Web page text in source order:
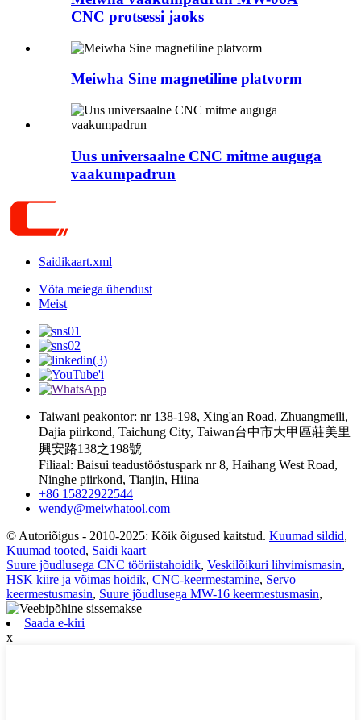
CNC protsessi jaoks
Meiwha Sine magnetiline platvorm
Uus universaalne CNC mitme auguga
vaakumpadrun
Saidikaart.xml
Võta meiega ühendust
Meist
Taiwani peakontor: nr 138-198, Xing'an Road, Zhuangmeili,
Dajia piirkond, Taichung City, Taiwan台中市大甲區莊美里
興安路138之198號
Filiaal: Baisui teadustööstuspark nr 8, Haihang West Road,
Ninghe piirkond, Tianjin, Hiina
+86 15822922544
wendy@meiwhatool.com
© Autoriõigus - 2010-2025: Kõik õigused kaitstud. Kuumad sildid,
Kuumad tooted, Saidi kaart
Suure jõudlusega CNC tööriistahoidik, Veskilõikuri lihvimismasin,
HSK kiire ja võimas hoidik, CNC-keermestamine, Servo
keermestusmasin, Suure jõudlusega MW-16 keermestusmasin,
Saada e-kiri
x